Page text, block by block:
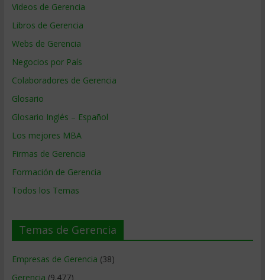
Videos de Gerencia
Libros de Gerencia
Webs de Gerencia
Negocios por País
Colaboradores de Gerencia
Glosario
Glosario Inglés – Español
Los mejores MBA
Firmas de Gerencia
Formación de Gerencia
Todos los Temas
Temas de Gerencia
Empresas de Gerencia (38)
Gerencia (9.477)